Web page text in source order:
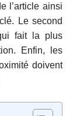
l’article ainsi
Le second
fait la plus
Enfin, les
doivent